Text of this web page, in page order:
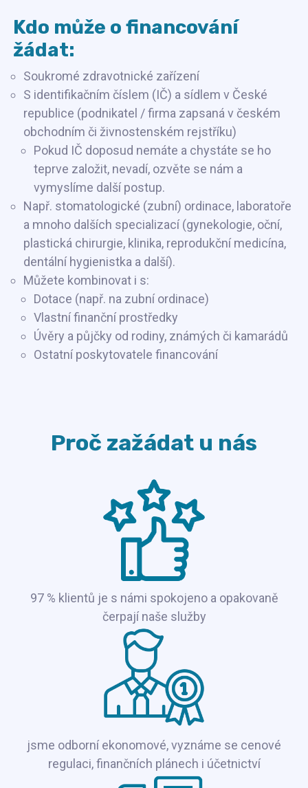
Kdo může o financování
žádat:
Soukromé zdravotnické zařízení
S identifikačním číslem (IČ) a sídlem v České
republice (podnikatel / firma zapsaná v českém
obchodním či živnostenském rejstříku)
Pokud IČ doposud nemáte a chystáte se ho
teprve založit, nevadí, ozvěte se nám a
vymyslíme další postup.
Např. stomatologické (zubní) ordinace, laboratoře
a mnoho dalších specializací (gynekologie, oční,
plastická chirurgie, klinika, reprodukční medicína,
dentální hygienistka a další).
Můžete kombinovat i s:
Dotace (např. na zubní ordinace)
Vlastní finanční prostředky
Úvěry a půjčky od rodiny, známých či kamarádů
Ostatní poskytovatele financování
Proč zažádat u nás
97 % klientů je s námi spokojeno a opakovaně
čerpají naše služby
jsme odborní ekonomové, vyznáme se cenové
regulaci, finančních plánech i účetnictví